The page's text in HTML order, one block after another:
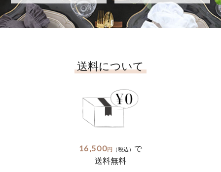
送料について
16,500円 （税込） で
送料無料